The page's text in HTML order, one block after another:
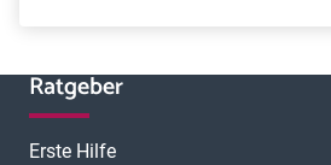
Ratgeber
Erste Hilfe